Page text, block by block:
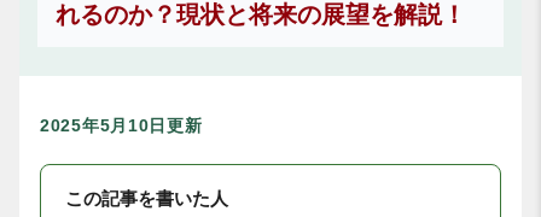
れるのか？現状と将来の展望を解説！
2025年5月10日更新
この記事を書いた人